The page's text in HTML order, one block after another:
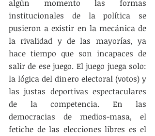
algún momento las formas
institucionales de la política se
pusieron a existir en la mecánica de
la rivalidad y de las mayorías, ya
hace tiempo que son incapaces de
salir de ese juego. El juego juega solo:
la lógica del dinero electoral (votos) y
las justas deportivas espectaculares
de la competencia. En las
democracias de medios-masa, el
fetiche de las elecciones libres es el